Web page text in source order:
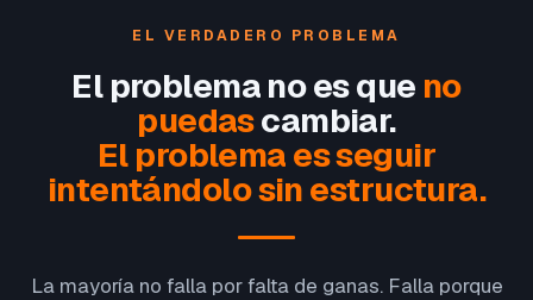
EL VERDADERO PROBLEMA
El problema no es que no
puedascambiar.
El problema es seguir
intentándolo sin estructura.
La mayoría no falla por falta de ganas. Falla porque